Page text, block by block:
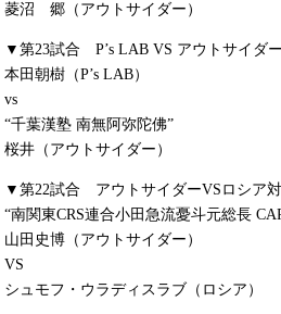
菱沼 郷（アウトサイダー）
▼第23試合 P’s LAB VS アウトサイダ
本田朝樹（P’s LAB）
vs
“千葉漢塾 南無阿弥陀佛”
桜井（アウトサイダー）
▼第22試合 アウトサイダーVSロシ
“南関東CRS連合小田急流憂斗元総長
山田史博（アウトサイダー）
VS
シュモフ・ウラディスラブ（ロシア）